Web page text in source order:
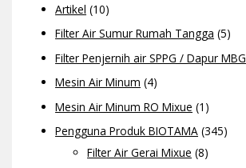
Artikel (10)
Filter Air Sumur Rumah Tangga (5)
Filter Penjernih air SPPG / Dapur MBG
Mesin Air Minum (4)
Mesin Air Minum RO Mixue (1)
Pengguna Produk BIOTAMA (345)
Filter Air Gerai Mixue (8)